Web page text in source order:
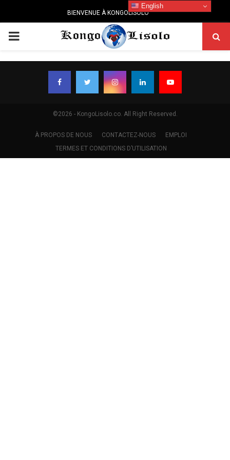
BIENVENUE À KONGOLISOLO
PRIMARY
MENU
©2026 - KongoLisolo.co. All Right Reserved.
À PROPOS DE NOUS CONTACTEZ-NOUS
EMPLOI
TERMES ET CONDITIONS D’UTILISATION
English